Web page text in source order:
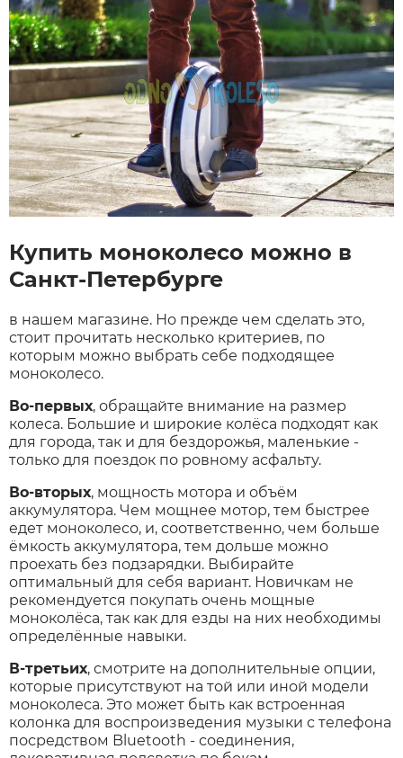
Купить моноколесо можно в
Санкт-Петербурге
в нашем магазине. Но прежде чем сделать это,
стоит прочитать несколько критериев, по
которым можно выбрать себе подходящее
моноколесо.
Во-первых, обращайте внимание на размер
колеса. Большие и широкие колёса подходят как
для города, так и для бездорожья, маленькие -
только для поездок по ровному асфальту.
Во-вторых, мощность мотора и объём
аккумулятора. Чем мощнее мотор, тем быстрее
едет моноколесо, и, соответственно, чем больше
ёмкость аккумулятора, тем дольше можно
проехать без подзарядки. Выбирайте
оптимальный для себя вариант. Новичкам не
рекомендуется покупать очень мощные
моноколёса, так как для езды на них необходимы
определённые навыки.
В-третьих, смотрите на дополнительные опции,
которые присутствуют на той или иной модели
моноколеса. Это может быть как встроенная
колонка для воспроизведения музыки с телефона
посредством Bluetooth - соединения,